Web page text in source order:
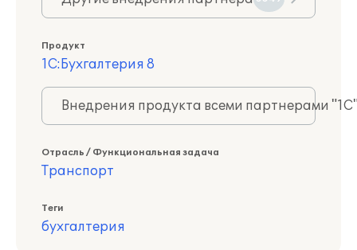
Продукт
1С:Бухгалтерия 8
Внедрения продукта всеми партнерами
Отрасль / Функциональная задача
Транспорт
Теги
бухгалтерия